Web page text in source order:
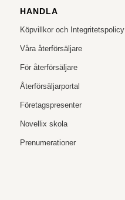
HANDLA
Köpvillkor och Integritetspolicy
Våra återförsäljare
För återförsäljare
Återförsäljarportal
Företagspresenter
Novellix skola
Prenumerationer